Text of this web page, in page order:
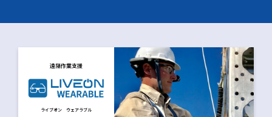
遠隔作業支援
ライブオン ウェアラブル